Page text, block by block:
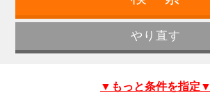
▼もっと条件を指定▼